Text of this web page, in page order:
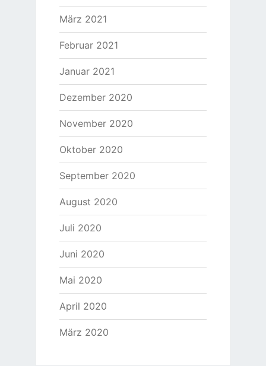
März 2021
Februar 2021
Januar 2021
Dezember 2020
November 2020
Oktober 2020
September 2020
August 2020
Juli 2020
Juni 2020
Mai 2020
April 2020
März 2020